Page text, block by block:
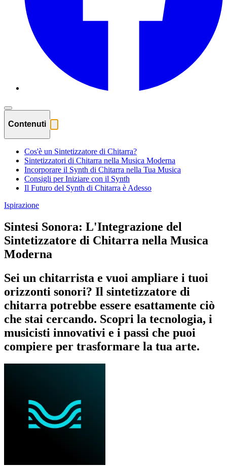
Contenuti
Cos'è un Sintetizzatore di Chitarra?
Sintetizzatori di Chitarra nella Musica Moderna
Incorporare il Synth di Chitarra nella Tua Musica
Consigli per Iniziare con il Synth
Il Futuro del Synth di Chitarra è Adesso
Ispirazione
Sintesi Sonora: L'Integrazione del
Sintetizzatore di Chitarra nella Musica
Moderna
Sei un chitarrista e vuoi ampliare i tuoi
orizzonti sonori? Il sintetizzatore di
chitarra potrebbe essere esattamente ciò
che stai cercando. Scopri la tecnologia, i
musicisti innovativi e i passi che puoi
compiere per trasformare la tua arte.